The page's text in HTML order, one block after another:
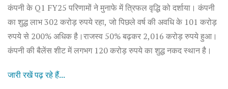
कंपनी के Q1 FY25 परिणामों ने मुनाफे में त्रिफल वृद्धि को दर्शाया। कंपनी
का शुद्ध लाभ 302 करोड़ रुपये रहा, जो पिछले वर्ष की अवधि के 101 करोड़
रुपये से 200% अधिक है।राजस्व 50% बढ़कर 2,016 करोड़ रुपये हुआ।
कंपनी की बैलेंस शीट में लगभग 120 करोड़ रुपये का शुद्ध नकद स्थान है।
जारी रखें पढ़ रहे हैं...